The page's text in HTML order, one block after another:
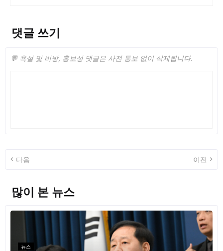
댓글 쓰기
💬 욕설 및 비방, 홍보성 댓글은 사전 통보 없이 삭제됩니다.
다음 이전
많이 본 뉴스
뉴스